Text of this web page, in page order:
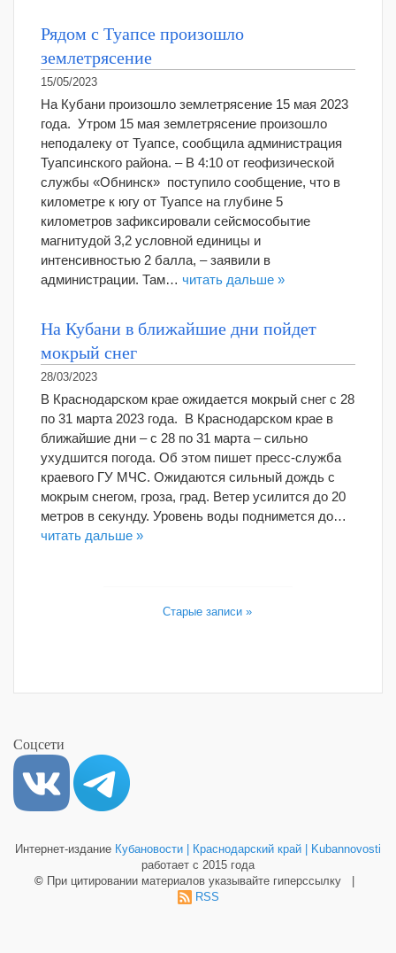
Рядом с Туапсе произошло
землетрясение
15/05/2023
На Кубани произошло землетрясение 15 мая 2023
года. Утром 15 мая землетрясение произошло
неподалеку от Туапсе, сообщила администрация
Туапсинского района. – В 4:10 от геофизической
службы «Обнинск» поступило сообщение, что в
километре к югу от Туапсе на глубине 5
километров зафиксировали сейсмособытие
магнитудой 3,2 условной единицы и
интенсивностью 2 балла, – заявили в
администрации. Там… читать дальше »
На Кубани в ближайшие дни пойдет
мокрый снег
28/03/2023
В Краснодарском крае ожидается мокрый снег с 28
по 31 марта 2023 года. В Краснодарском крае в
ближайшие дни – с 28 по 31 марта – сильно
ухудшится погода. Об этом пишет пресс-служба
краевого ГУ МЧС. Ожидаются сильный дождь с
мокрым снегом, гроза, град. Ветер усилится до 20
метров в секунду. Уровень воды поднимется до…
читать дальше »
Старые записи »
Соцсети
Интернет-издание Кубановости | Краснодарский край | Kubannovosti
работает с 2015 года
© При цитировании материалов указывайте гиперссылку |
RSS